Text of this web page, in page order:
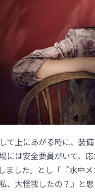
て上にあがる時に、装
には安全要員がいて、
ました」とし「『水中
、大怪我したの？』と